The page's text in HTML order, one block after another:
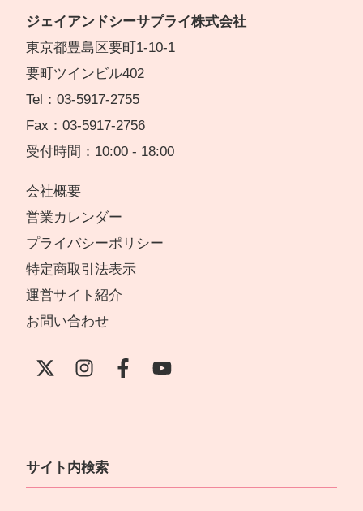
ジェイアンドシーサプライ株式会社
東京都豊島区要町1-10-1
要町ツインビル402
Tel：03-5917-2755
Fax：03-5917-2756
受付時間：10:00 - 18:00
会社概要
営業カレンダー
プライバシーポリシー
特定商取引法表示
運営サイト紹介
お問い合わせ
サイト内検索